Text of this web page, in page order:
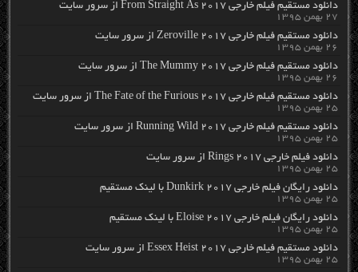
دانلود مستقیم فیلم خارجی From Straight As 2017 از سرور سایت
۲۷ بهمن ۱۳۹۵
دانلود مستقیم فیلم خارجی Zeroville 2017 از سرور سایت
۲۶ بهمن ۱۳۹۵
دانلود مستقیم فیلم خارجی The Mummy 2017 از سرور سایت
۲۶ بهمن ۱۳۹۵
دانلود مستقیم فیلم خارجی The Fate of the Furious 2017 از سرور سایت
۲۵ بهمن ۱۳۹۵
دانلود مستقیم فیلم خارجی Running Wild 2017 از سرور سایت
۲۵ بهمن ۱۳۹۵
دانلود فیلم خارجی Rings 2017 از سرور سایت
۲۵ بهمن ۱۳۹۵
دانلود رایگان فیلم خارجی Dunkirk 2017 با لینک مستقیم
۲۵ بهمن ۱۳۹۵
دانلود رایگان فیلم خارجی Eloise 2017 با لینک مستقیم
۲۵ بهمن ۱۳۹۵
دانلود مستقیم فیلم خارجی Essex Heist 2017 از سرور سایت
۲۵ بهمن ۱۳۹۵